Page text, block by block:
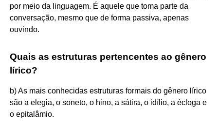
por meio da linguagem. É aquele que toma parte da
conversação, mesmo que de forma passiva, apenas
ouvindo.
Quais as estruturas pertencentes ao gênero
lírico?
b) As mais conhecidas estruturas formais do gênero lírico
são a elegia, o soneto, o hino, a sátira, o idílio, a écloga e
o epitalâmio.